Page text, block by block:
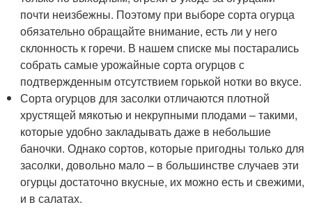
почти неизбежны. Поэтому при выборе сорта огурца
обязательно обращайте внимание, есть ли у него
склонность к горечи. В нашем списке мы постарались
собрать самые урожайные сорта огурцов с
подтвержденным отсутствием горькой нотки во вкусе.
Сорта огурцов для засолки отличаются плотной
хрустящей мякотью и некрупными плодами – такими,
которые удобно закладывать даже в небольшие
баночки. Однако сортов, которые пригодны только для
засолки, довольно мало – в большинстве случаев эти
огурцы достаточно вкусные, их можно есть и свежими,
и в салатах.